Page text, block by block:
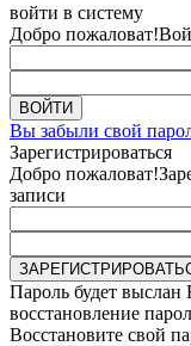
войти в систему
Добро пожаловат!
Вы забыли свой
Зарегистрироваться
Добро пожаловат!
записи
Пароль будет выслан
восстановление
Восстановите свой